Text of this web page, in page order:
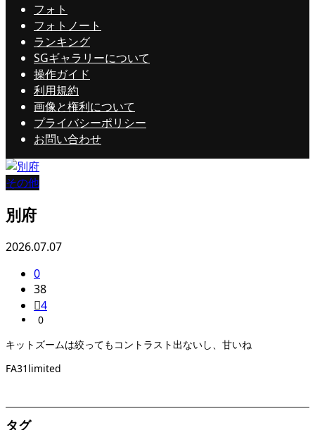
フォト
フォトノート
ランキング
SGギャラリーについて
操作ガイド
利用規約
画像と権利について
プライバシーポリシー
お問い合わせ
その他
別府
2026.07.07
0
38
4
0
キットズームは絞ってもコントラスト出ないし、甘いね
FA31limited
タグ